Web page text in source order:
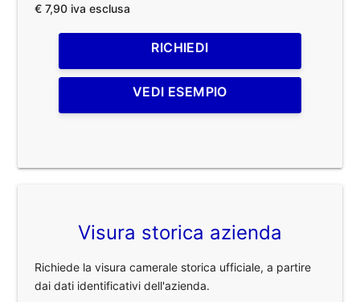
€ 7,90 iva esclusa
RICHIEDI
VEDI ESEMPIO
Visura storica azienda
Richiede la visura camerale storica ufficiale, a partire
dai dati identificativi dell'azienda.